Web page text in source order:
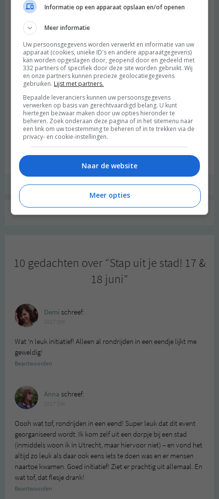
meer informatie – zoals de prijzen en verdere mogelijkheden –
verwijzen we je graag door naar de website van Stap uit je stad.
Mocht je het weekend van de 17 en 18 juni niet kunnen, maar toch
interesse hebben in één van de activiteiten, neem dan gerust eens
contact op metJacquesofHilde . Er valt altijd wat te ontdekken in
het Westland!
Deze blogpost is geschreven in samenwerking met
Foto’s:AnnebelEppinga / Geschreven door Precilla Schrier
Deel deze post op:
GROEN REIZEN|HOTSPOT,LIFESTYLE,NATUUR,RANDSTAD,STAD
Geschreven door:Merel
10 gedachten over “Stap uit je stad! 17 &
18 juni”
Demi schreef:
Wat ‘n leuk initiatief! Alleen al rondrijden in een eendje lijkt me
geweldig!
Beantwoorden
Anna schreef:
Oooh wat tof, rondrijden in een eend! Super leuk dat dit event
georganiseerd wordt. Ik kom zelf uit een dorpje bij een stad
(inmiddels woon ik in Utrecht, maar hiervoor niet) – en vond het
altijd zo leuk als daar ook eens iets te doen was en er mensen
naartoe kwamen. Goed initiatief! Ziet er prachtig uit allemaal. En
wat tof, dat flesje drank!
Beantwoorden
Informatie op een apparaat opslaan en/of openen
Meer informatie
Uw persoonsgegevens worden verwerkt en informatie van uw
apparaat (cookies, unieke ID's en andere apparaatgegevens)
kan worden opgeslagen door, geopend door en gedeeld met
332 partners of specifiek door deze site worden gebruikt. Wij
en onze partners kunnen precieze geolocatiegegevens
gebruiken. Lijst met partners.
Bepaalde leveranciers kunnen uw persoonsgegevens
verwerken op basis van gerechtvaardigd belang. U kunt
hiertegen bezwaar maken door uw opties hieronder te
beheren. Zoek onderaan deze pagina of in het sitemenu naar
een link om uw toestemming te beheren of in te trekken via de
privacy- en cookie-instellingen.
Naar de website
Meer opties